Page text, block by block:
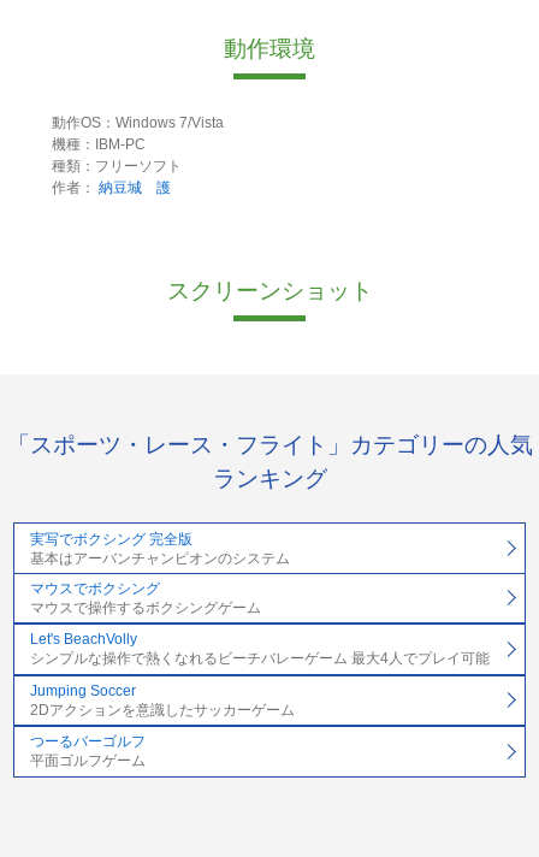
動作環境
動作OS：Windows 7/Vista
機種：IBM-PC
種類：フリーソフト
作者： 納豆城 護
スクリーンショット
「スポーツ・レース・フライト」カテゴリーの人気
ランキング
実写でボクシング 完全版
基本はアーバンチャンピオンのシステム
マウスでボクシング
マウスで操作するボクシングゲーム
Let's BeachVolly
シンプルな操作で熱くなれるビーチバレーゲーム 最大4人でプレイ可能
Jumping Soccer
2Dアクションを意識したサッカーゲーム
つーるバーゴルフ
平面ゴルフゲーム